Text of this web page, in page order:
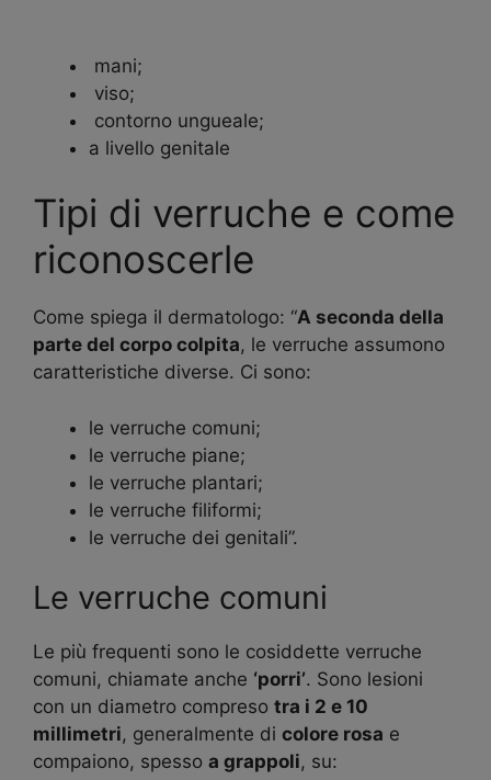
mani;
viso;
contorno ungueale;
a livello genitale
Tipi di verruche e come
riconoscerle
Come spiega il dermatologo: “A seconda della
parte del corpo colpita, le verruche assumono
caratteristiche diverse. Ci sono:
le verruche comuni;
le verruche piane;
le verruche plantari;
le verruche filiformi;
le verruche dei genitali”.
Le verruche comuni
Le più frequenti sono le cosiddette verruche
comuni, chiamate anche ‘porri’. Sono lesioni
con un diametro compreso tra i 2 e 10
millimetri, generalmente di colore rosa e
compaiono, spesso a grappoli, su: